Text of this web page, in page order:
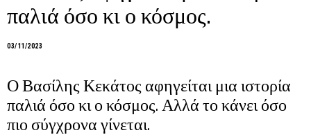
παλιά όσο κι ο κόσμος.
03/11/2023
Ο Βασίλης Κεκάτος αφηγείται μια ιστορία
παλιά όσο κι ο κόσμος. Αλλά το κάνει όσο
πιο σύγχρονα γίνεται.